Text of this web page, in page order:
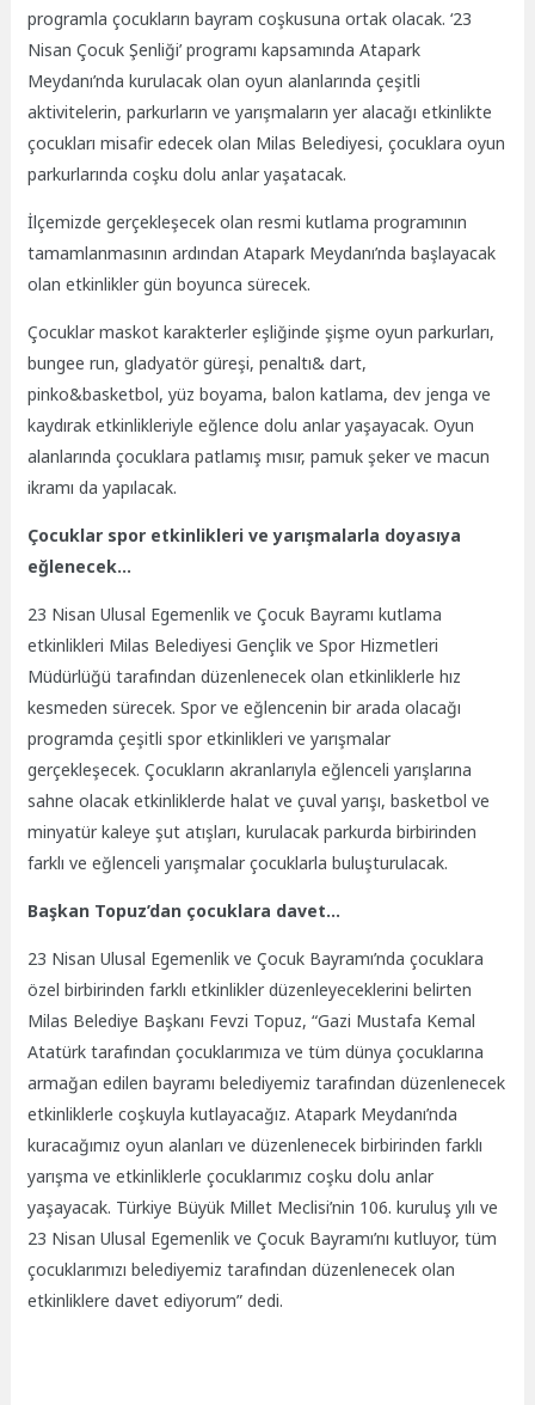
programla çocukların bayram coşkusuna ortak olacak. ‘23
Nisan Çocuk Şenliği’ programı kapsamında Atapark
Meydanı’nda kurulacak olan oyun alanlarında çeşitli
aktivitelerin, parkurların ve yarışmaların yer alacağı etkinlikte
çocukları misafir edecek olan Milas Belediyesi, çocuklara oyun
parkurlarında coşku dolu anlar yaşatacak.
İlçemizde gerçekleşecek olan resmi kutlama programının
tamamlanmasının ardından Atapark Meydanı’nda başlayacak
olan etkinlikler gün boyunca sürecek.
Çocuklar maskot karakterler eşliğinde şişme oyun parkurları,
bungee run, gladyatör güreşi, penaltı& dart,
pinko&basketbol, yüz boyama, balon katlama, dev jenga ve
kaydırak etkinlikleriyle eğlence dolu anlar yaşayacak. Oyun
alanlarında çocuklara patlamış mısır, pamuk şeker ve macun
ikramı da yapılacak.
Çocuklar spor etkinlikleri ve yarışmalarla doyasıya
eğlenecek…
23 Nisan Ulusal Egemenlik ve Çocuk Bayramı kutlama
etkinlikleri Milas Belediyesi Gençlik ve Spor Hizmetleri
Müdürlüğü tarafından düzenlenecek olan etkinliklerle hız
kesmeden sürecek. Spor ve eğlencenin bir arada olacağı
programda çeşitli spor etkinlikleri ve yarışmalar
gerçekleşecek. Çocukların akranlarıyla eğlenceli yarışlarına
sahne olacak etkinliklerde halat ve çuval yarışı, basketbol ve
minyatür kaleye şut atışları, kurulacak parkurda birbirinden
farklı ve eğlenceli yarışmalar çocuklarla buluşturulacak.
Başkan Topuz’dan çocuklara davet…
23 Nisan Ulusal Egemenlik ve Çocuk Bayramı’nda çocuklara
özel birbirinden farklı etkinlikler düzenleyeceklerini belirten
Milas Belediye Başkanı Fevzi Topuz, “Gazi Mustafa Kemal
Atatürk tarafından çocuklarımıza ve tüm dünya çocuklarına
armağan edilen bayramı belediyemiz tarafından düzenlenecek
etkinliklerle coşkuyla kutlayacağız. Atapark Meydanı’nda
kuracağımız oyun alanları ve düzenlenecek birbirinden farklı
yarışma ve etkinliklerle çocuklarımız coşku dolu anlar
yaşayacak. Türkiye Büyük Millet Meclisi’nin 106. kuruluş yılı ve
23 Nisan Ulusal Egemenlik ve Çocuk Bayramı’nı kutluyor, tüm
çocuklarımızı belediyemiz tarafından düzenlenecek olan
etkinliklere davet ediyorum” dedi.